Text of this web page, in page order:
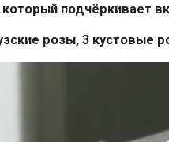
подчёркивает
розы, 3 кустовые